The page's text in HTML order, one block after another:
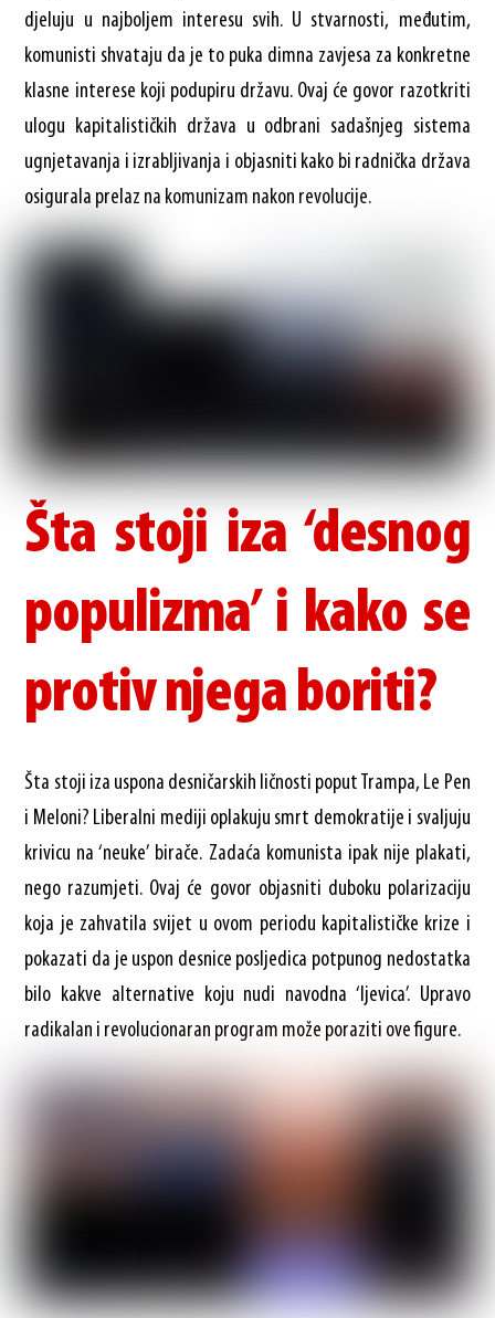
djeluju u najboljem interesu svih. U stvarnosti, međutim,
komunisti shvataju da je to puka dimna zavjesa za konkretne
klasne interese koji podupiru državu. Ovaj će govor razotkriti
ulogu kapitalističkih država u odbrani sadašnjeg sistema
ugnjetavanja i izrabljivanja i objasniti kako bi radnička država
osigurala prelaz na komunizam nakon revolucije.
Šta stoji iza ‘desnog
populizma’ i kako se
protiv njega boriti?
Šta stoji iza uspona desničarskih ličnosti poput Trampa, Le Pen
i Meloni? Liberalni mediji oplakuju smrt demokratije i svaljuju
krivicu na ‘neuke’ birače. Zadaća komunista ipak nije plakati,
nego razumjeti. Ovaj će govor objasniti duboku polarizaciju
koja je zahvatila svijet u ovom periodu kapitalističke krize i
pokazati da je uspon desnice posljedica potpunog nedostatka
bilo kakve alternative koju nudi navodna ‘ljevica’. Upravo
radikalan i revolucionaran program može poraziti ove figure.